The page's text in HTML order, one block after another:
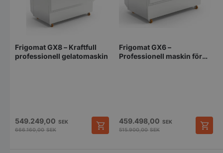
Frigomat GX8 – Kraftfull
professionell gelatomaskin
549.249,00 SEK
666.160,00SEK
Frigomat GX6 –
Professionell maskin för
459.498,00 SEK
515.900,00SEK